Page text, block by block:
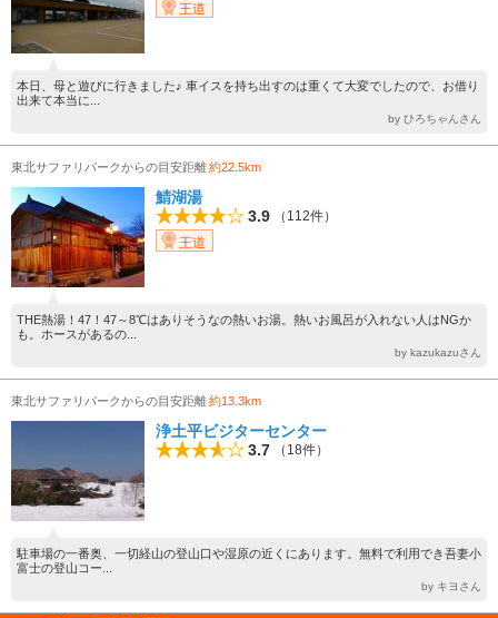
王道
本日、母と遊びに行きました♪ 車イスを持ち出すのは重くて大変でしたので、お借り
出来て本当に...
by ひろちゃんさん
東北サファリパークからの目安距離約22.5km
鯖湖湯
3.9
（112件）
王道
THE熱湯！47！47～8℃はありそうなの熱いお湯。熱いお風呂が入れない人はNGか
も。ホースがあるの...
by kazukazuさん
東北サファリパークからの目安距離約13.3km
浄土平ビジターセンター
3.7
（18件）
駐車場の一番奥、一切経山の登山口や湿原の近くにあります。無料で利用でき吾妻小
富士の登山コー...
by キヨさん